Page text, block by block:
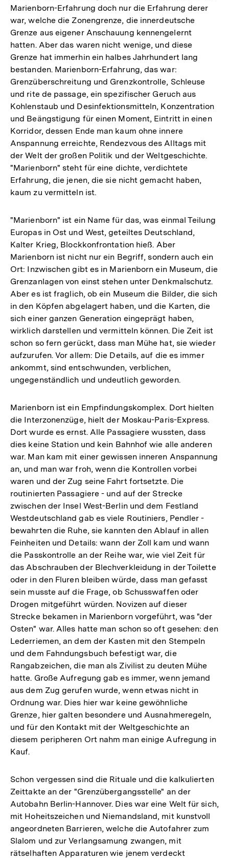
Marienborn-Erfahrung doch nur die Erfahrung derer
war, welche die Zonengrenze, die innerdeutsche
Grenze aus eigener Anschauung kennengelernt
hatten. Aber das waren nicht wenige, und diese
Grenze hat immerhin ein halbes Jahrhundert lang
bestanden. Marienborn-Erfahrung, das war:
Grenzüberschreitung und Grenzkontrolle, Schleuse
und rite de passage, ein spezifischer Geruch aus
Kohlenstaub und Desinfektionsmitteln, Konzentration
und Beängstigung für einen Moment, Eintritt in einen
Korridor, dessen Ende man kaum ohne innere
Anspannung erreichte, Rendezvous des Alltags mit
der Welt der großen Politik und der Weltgeschichte.
"Marienborn" steht für eine dichte, verdichtete
Erfahrung, die jenen, die sie nicht gemacht haben,
kaum zu vermitteln ist.
"Marienborn" ist ein Name für das, was einmal Teilung
Europas in Ost und West, geteiltes Deutschland,
Kalter Krieg, Blockkonfrontation hieß. Aber
Marienborn ist nicht nur ein Begriff, sondern auch ein
Ort: Inzwischen gibt es in Marienborn ein Museum, die
Grenzanlagen von einst stehen unter Denkmalschutz.
Aber es ist fraglich, ob ein Museum die Bilder, die sich
in den Köpfen abgelagert haben, und die Karten, die
sich einer ganzen Generation eingeprägt haben,
wirklich darstellen und vermitteln können. Die Zeit ist
schon so fern gerückt, dass man Mühe hat, sie wieder
aufzurufen. Vor allem: Die Details, auf die es immer
ankommt, sind entschwunden, verblichen,
ungegenständlich und undeutlich geworden.
Marienborn ist ein Empfindungskomplex. Dort hielten
die Interzonenzüge, hielt der Moskau-Paris-Express.
Dort wurde es ernst. Alle Passagiere wussten, dass
dies keine Station und kein Bahnhof wie alle anderen
war. Man kam mit einer gewissen inneren Anspannung
an, und man war froh, wenn die Kontrollen vorbei
waren und der Zug seine Fahrt fortsetzte. Die
routinierten Passagiere - und auf der Strecke
zwischen der Insel West-Berlin und dem Festland
Westdeutschland gab es viele Routiniers, Pendler -
bewahrten die Ruhe, sie kannten den Ablauf in allen
Feinheiten und Details: wann der Zoll kam und wann
die Passkontrolle an der Reihe war, wie viel Zeit für
das Abschrauben der Blechverkleidung in der Toilette
oder in den Fluren bleiben würde, dass man gefasst
sein musste auf die Frage, ob Schusswaffen oder
Drogen mitgeführt würden. Novizen auf dieser
Strecke bekamen in Marienborn vorgeführt, was "der
Osten" war. Alles hatte man schon so oft gesehen: den
Lederriemen, an dem der Kasten mit den Stempeln
und dem Fahndungsbuch befestigt war, die
Rangabzeichen, die man als Zivilist zu deuten Mühe
hatte. Große Aufregung gab es immer, wenn jemand
aus dem Zug gerufen wurde, wenn etwas nicht in
Ordnung war. Dies hier war keine gewöhnliche
Grenze, hier galten besondere und Ausnahmeregeln,
und für den Kontakt mit der Weltgeschichte an
diesem peripheren Ort nahm man einige Aufregung in
Kauf.
Schon vergessen sind die Rituale und die kalkulierten
Zeittakte an der "Grenzübergangsstelle" an der
Autobahn Berlin-Hannover. Dies war eine Welt für sich,
mit Hoheitszeichen und Niemandsland, mit kunstvoll
angeordneten Barrieren, welche die Autofahrer zum
Slalom und zur Verlangsamung zwangen, mit
rätselhaften Apparaturen wie jenem verdeckt